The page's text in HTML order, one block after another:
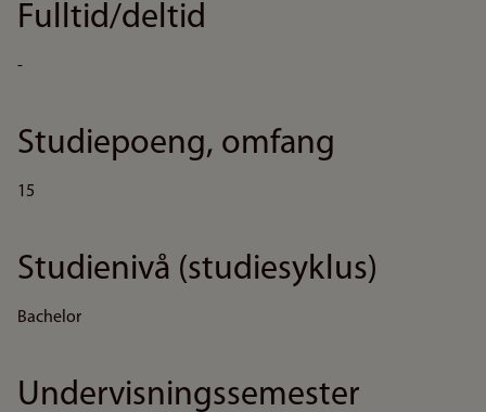
Fulltid/deltid
-
Studiepoeng, omfang
15
Studienivå (studiesyklus)
Bachelor
Undervisningssemester